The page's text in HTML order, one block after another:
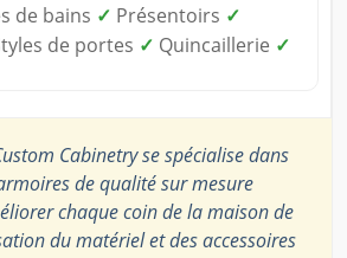
de bains ✓ Présentoirs ✓
de portes ✓ Quincaillerie ✓
Cabinetry se spécialise dans
de qualité sur mesure
chaque coin de la maison de
du matériel et des accessoires